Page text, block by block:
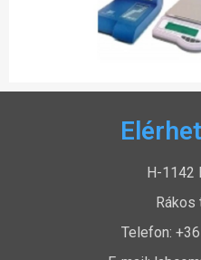
H-1142
Rákos
Telefon: